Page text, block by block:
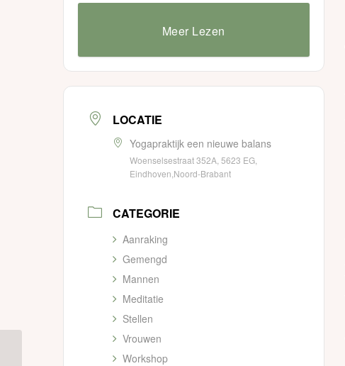
Meer Lezen
LOCATIE
Yogapraktijk een nieuwe balans
Woenselsestraat 352A, 5623 EG,
Eindhoven,Noord-Brabant
CATEGORIE
Aanraking
Gemengd
Mannen
Meditatie
Stellen
Vrouwen
Workshop